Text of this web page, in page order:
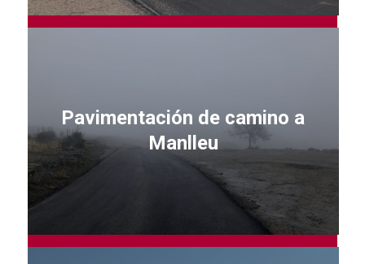
Pavimentación de camino a
Manlleu